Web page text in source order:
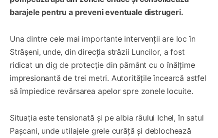
barajele pentru a preveni eventuale distrugeri.
Una dintre cele mai importante intervenții are loc în
Strășeni, unde, din direcția străzii Luncilor, a fost
ridicat un dig de protecție din pământ cu o înălțime
impresionantă de trei metri. Autoritățile încearcă astfel
să împiedice revărsarea apelor spre zonele locuite.
Situația este tensionată și pe albia râului Ichel, în satul
Pașcani, unde utilajele grele curăță și deblochează